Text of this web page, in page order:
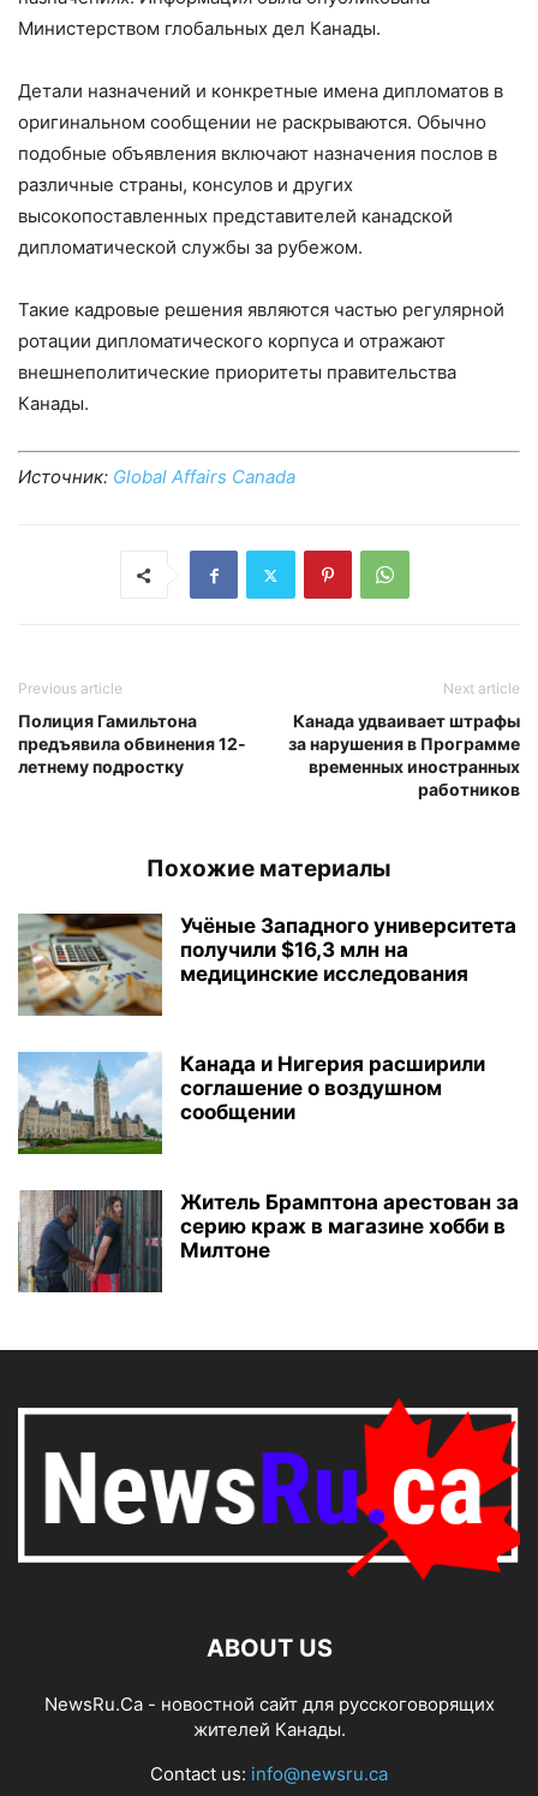
Министерством глобальных дел Канады.
Детали назначений и конкретные имена дипломатов в
оригинальном сообщении не раскрываются. Обычно
подобные объявления включают назначения послов в
различные страны, консулов и других
высокопоставленных представителей канадской
дипломатической службы за рубежом.
Такие кадровые решения являются частью регулярной
ротации дипломатического корпуса и отражают
внешнеполитические приоритеты правительства
Канады.
Источник: Global Affairs Canada
Previous article
Полиция Гамильтона
предъявила обвинения 12-
летнему подростку
Next article
Канада удваивает штрафы
за нарушения в Программе
временных иностранных
работников
Похожие материалы
Учёные Западного университета
получили $16,3 млн на
медицинские исследования
Канада и Нигерия расширили
соглашение о воздушном
сообщении
Житель Брамптона арестован за
серию краж в магазине хобби в
Милтоне
ABOUT US
NewsRu.Ca - новостной сайт для русскоговорящих
жителей Канады.
Contact us: info@newsru.ca